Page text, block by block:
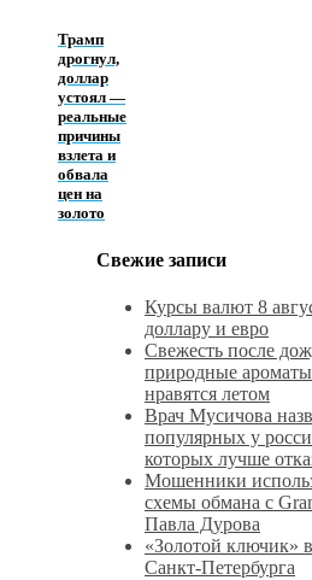
Трамп
дрогнул,
доллар
устоял —
реальные
причины
взлета и
обвала
цен на
золото
Свежие записи
Курсы валют 8
доллару и евро
Свежесть после
природные
нравятся летом
Врач Мусичова
популярных у
которых лучше
Мошенники
схемы обмана с
Павла Дурова
«Золотой ключик»
Санкт‑Петербурга